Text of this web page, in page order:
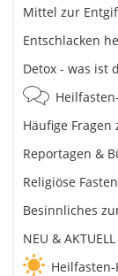
Mittel zur
Entschlacken
Detox - was ist
Häufige
Reportagen &
Religiöse
Besinnliches
NEU & AKTUELL